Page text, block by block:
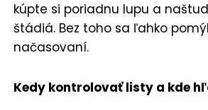
kúpte si poriadnu lupu a
štádiá. Bez toho sa ľahko
načasovaní.
Kedy kontrolovať listy a kde